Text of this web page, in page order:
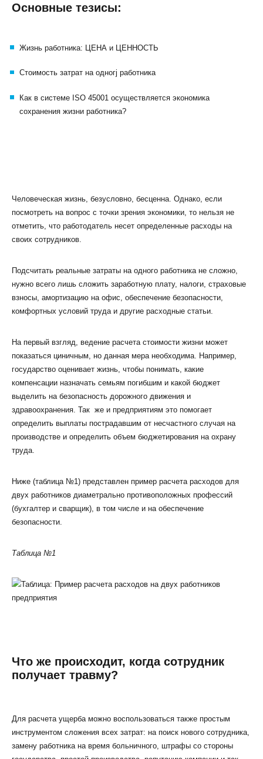
Основные тезисы:
Жизнь работника: ЦЕНА и ЦЕННОСТЬ
Стоимость затрат на одногj работника
Как в системе ISO 45001 осуществляется экономика
сохранения жизни работника?
Человеческая жизнь, безусловно, бесценна. Однако, если
посмотреть на вопрос с точки зрения экономики, то нельзя не
отметить, что работодатель несет определенные расходы на
своих сотрудников.
Подсчитать реальные затраты на одного работника не сложно,
нужно всего лишь сложить заработную плату, налоги, страховые
взносы, амортизацию на офис, обеспечение безопасности,
комфортных условий труда и другие расходные статьи.
На первый взгляд, ведение расчета стоимости жизни может
показаться циничным, но данная мера необходима. Например,
государство оценивает жизнь, чтобы понимать, какие
компенсации назначать семьям погибшим и какой бюджет
выделить на безопасность дорожного движения и
здравоохранения. Так же и предприятиям это помогает
определить выплаты пострадавшим от несчастного случая на
производстве и определить объем бюджетирования на охрану
труда.
Ниже (таблица №1) представлен пример расчета расходов для
двух работников диаметрально противоположных профессий
(бухгалтер и сварщик), в том числе и на обеспечение
безопасности.
Таблица №1
Что же происходит, когда сотрудник
получает травму?
Для расчета ущерба можно воспользоваться также простым
инструментом сложения всех затрат: на поиск нового сотрудника,
замену работника на время больничного, штрафы со стороны